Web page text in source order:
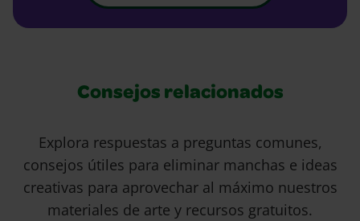
Consejos relacionados
Explora respuestas a preguntas comunes,
consejos útiles para eliminar manchas e ideas
creativas para aprovechar al máximo nuestros
materiales de arte y recursos gratuitos.